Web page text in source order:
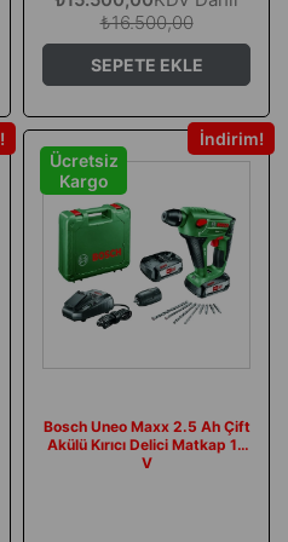
₺16.500,00
SEPETE EKLE
Bosch Uneo Maxx 2.5 Ah Çift
Akülü Kırıcı Delici Matkap 18
V
İndirim
Ücretsiz
Kargo